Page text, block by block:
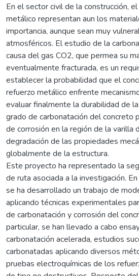
En el sector civil de la construcción,
metálico representan aun los
importancia, aunque sean muy
atmosféricos. El estudio de la
causa del gas CO2, que permea su
eventualmente fracturada, es un
establecer la probabilidad que el
refuerzo metálico enfrente
evaluar finalmente la durabilidad de
grado de carbonatación del concreto
de corrosión en la región de la varilla
degradación de las propiedades
globalmente de la estructura.
Este proyecto ha representado la
de ruta asociada a la investigación.
se ha desarrollado un trabajo de
aplicando técnicas experimentales
de carbonatación y corrosión del
particular, se han llevado a cabo
carbonatación acelerada, estudios
carbonatadas aplicando diversos
pruebas electroquímicas de los